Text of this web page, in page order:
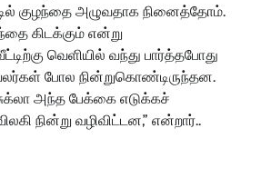
குழந்தை அழுவதாக நினைத்தோம்.
கிடக்கும் என்று
வெளியில் வந்து பார்த்தபோது
போல நின்றுகொண்டிருந்தன.
அந்த பேக்கை எடுக்கச்
நின்று வழிவிட்டன,” என்றார்..